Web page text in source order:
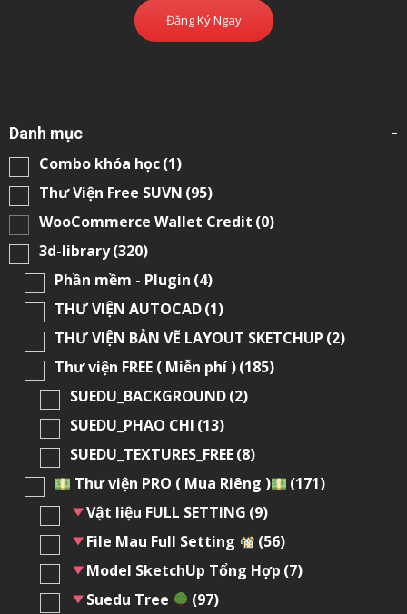
Đăng Ký Ngay
Danh mục -
Combo khóa học(1)
Thư Viện Free SUVN (95)
WooCommerce Wallet Credit (0)
3d-library(320)
Phần mềm - Plugin (4)
THƯ VIỆN AUTOCAD(1)
THƯ VIỆN BẢN VẼ LAYOUT SKETCHUP (2)
Thư viện FREE ( Miễn phí )(185)
SUEDU_BACKGROUND(2)
SUEDU_PHAO CHI (13)
SUEDU_TEXTURES_FREE(8)
Thư viện PRO ( Mua Riêng )
(171)
Vật liệu FULL SETTING (9)
File Mau Full Setting
(56)
Model SketchUp Tổng Hợp (7)
Suedu Tree
(97)